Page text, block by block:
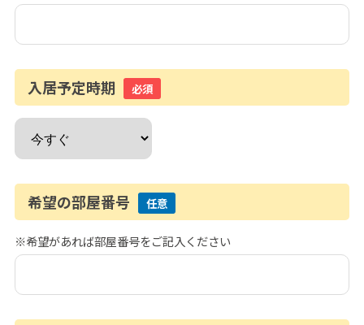
入居予定時期 必須
希望の部屋番号 任意
※希望があれば部屋番号をご記入ください